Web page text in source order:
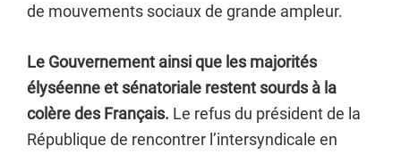
de mouvements sociaux de grande ampleur.
Le Gouvernement ainsi que les majorités
élyséenne et sénatoriale restent sourds à la
colère des Français. Le refus du président de la
République de rencontrer l’intersyndicale en